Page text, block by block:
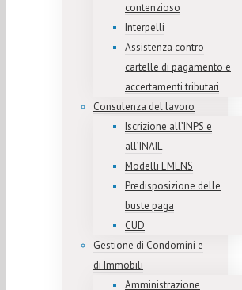
contenzioso
Interpelli
Assistenza contro
cartelle di pagamento e
accertamenti tributari
Consulenza del lavoro
Iscrizione all’INPS e
all’INAIL
Modelli EMENS
Predisposizione delle
buste paga
CUD
Gestione di Condomini e
di Immobili
Amministrazione